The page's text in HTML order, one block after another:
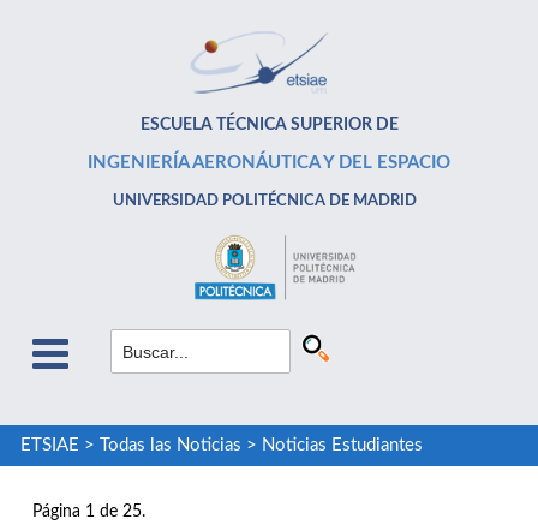
ESCUELA TÉCNICA SUPERIOR DE
INGENIERÍA AERONÁUTICA Y DEL ESPACIO
UNIVERSIDAD POLITÉCNICA DE MADRID
ETSIAE > Todas las Noticias > Noticias Estudiantes
Página 1 de 25.